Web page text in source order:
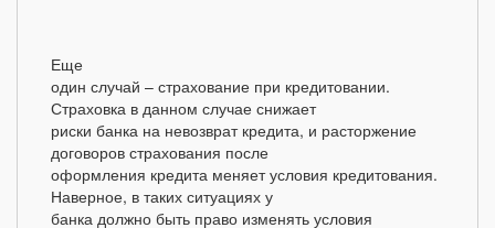
Еще
один случай – страхование при кредитовании.
Страховка в данном случае снижает
риски банка на невозврат кредита, и расторжение
договоров страхования после
оформления кредита меняет условия кредитования.
Наверное, в таких ситуациях у
банка должно быть право изменять условия